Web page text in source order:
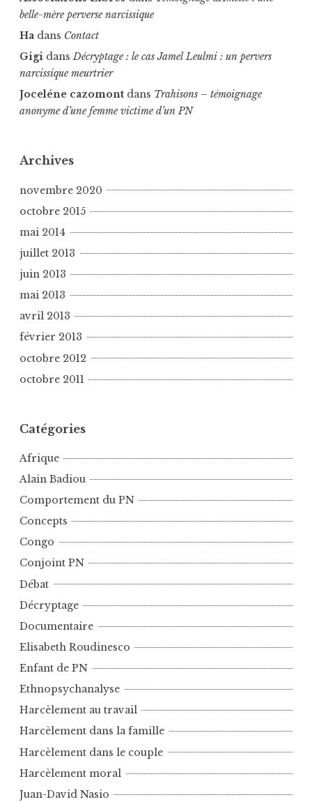
belle-mère perverse narcissique
Ha dans Contact
Gigi dansDécryptage : le cas Jamel Leulmi : un pervers
narcissique meurtrier
Joceléne cazomont dans Trahisons – témoignage
anonyme d’une femme victime d’un PN
Archives
novembre 2020
octobre 2015
mai 2014
juillet 2013
juin 2013
mai 2013
avril 2013
février 2013
octobre 2012
octobre 2011
Catégories
Afrique
Alain Badiou
Comportement du PN
Concepts
Congo
Conjoint PN
Débat
Décryptage
Documentaire
Elisabeth Roudinesco
Enfant de PN
Ethnopsychanalyse
Harcèlement au travail
Harcèlement dans la famille
Harcèlement dans le couple
Harcèlement moral
Juan-David Nasio